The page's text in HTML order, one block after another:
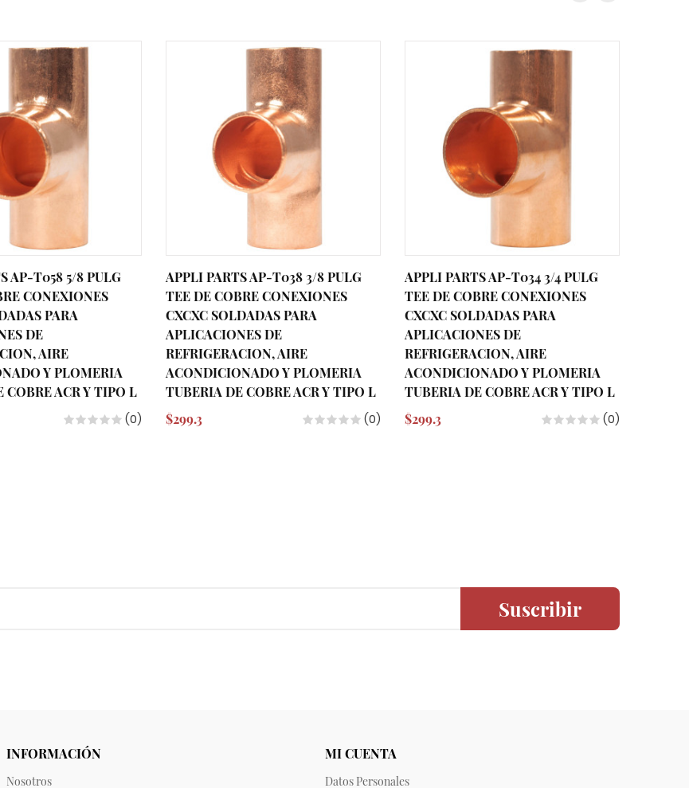
AP-T058 5/8 PULG
CONEXIONES
PARA
DE
AIRE
Y PLOMERIA
COBRE ACR Y TIPO L
(0)
APPLI PARTS AP-T038 3/8 PULG
TEE DE COBRE CONEXIONES
CXCXC SOLDADAS PARA
APLICACIONES DE
REFRIGERACION, AIRE
ACONDICIONADO Y PLOMERIA
TUBERIA DE COBRE ACR Y TIPO L
$299.3
(0)
APPLI PARTS AP-T034 3/4 PULG
TEE DE COBRE CONEXIONES
CXCXC SOLDADAS PARA
APLICACIONES DE
REFRIGERACION, AIRE
ACONDICIONADO Y PLOMERIA
TUBERIA DE COBRE ACR Y TIPO L
$299.3
(0)
Suscribir
INFORMACIÓN
Nosotros
MI CUENTA
Datos Personales